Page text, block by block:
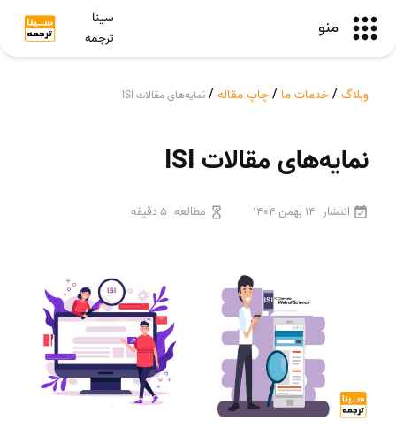
منو
سینا
ترجمه
وبلاگ /خدمات ما /چاپ مقاله / نمایه‌های مقالات ISI
نمایه‌های مقالات ISI
انتشار 14 بهمن 1404 مطالعه 5 دقیقه